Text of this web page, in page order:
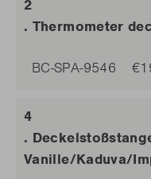
.
Vanille/Kaduva/
. Thermometer
BC-SPA-9546